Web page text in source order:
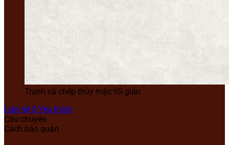
Tranh cá chép thủy mặc tối giản
Liên hệ 0 Yêu thích
Câu chuyện
Cách bảo quản